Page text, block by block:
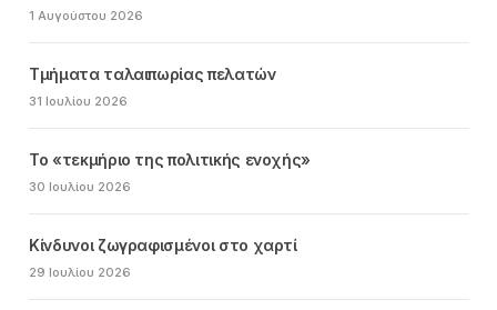
1 Αυγούστου 2026
Τμήματα ταλαιπωρίας πελατών
31 Ιουλίου 2026
Το «τεκμήριο της πολιτικής ενοχής»
30 Ιουλίου 2026
Κίνδυνοι ζωγραφισμένοι στο χαρτί
29 Ιουλίου 2026